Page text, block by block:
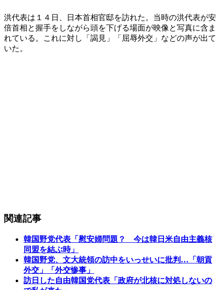
洪代表は１４日、日本首相官邸を訪れた。当時の洪代表が安
倍首相と握手をしながら頭を下げる場面が映像と写真に含ま
れている。これに対し「謁見」「屈辱外交」などの声が出て
いた。
関連記事
韓国野党代表「慰安婦問題？ 今は韓日米自由主義核
同盟を結ぶ時」
韓国野党、文大統領の訪中をいっせいに批判…「朝貢
外交」「外交惨事」
訪日した自由韓国党代表「政府が北核に対処しないの